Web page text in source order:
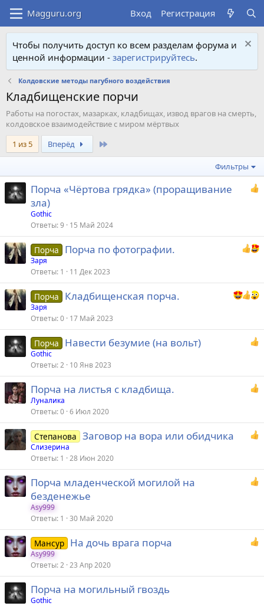
Вход Регистрация
Чтобы получить доступ ко всем разделам форума и
ценной информации - зарегистрируйтесь.
Колдовские методы пагубного воздействия
Кладбищенские порчи
Работы на погостах, мазарках, кладбищах, извод врагов на смерть,
колдовское взаимодействие с миром мёртвых
1 из 5
Вперёд
Фильтры
Порча «Чёртова грядка» (проращивание
зла)
Gothic
Ответы 9 15 Май 2024
Порча Порча по фотографии.
Заря
Ответы 1 11 Дек 2023
Порча Кладбищенская порча.
Заря
Ответы 0 17 Май 2023
Порча Навести безумие (на вольт)
Gothic
Ответы 2 10 Янв 2023
Порча на листья с кладбища.
Луналика
Ответы 0 6 Июл 2020
Степанова Заговор на вора или обидчика
Слизерина
Ответы 1 28 Июн 2020
Порча младенческой могилой на
безденежье
Asy999
Ответы 1 30 Май 2020
Мансур На дочь врага порча
Asy999
Ответы 2 23 Апр 2020
Порча на могильный гвоздь
Gothic